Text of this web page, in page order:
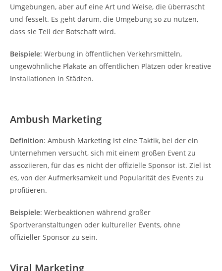
Umgebungen, aber auf eine Art und Weise, die überrascht
und fesselt. Es geht darum, die Umgebung so zu nutzen,
dass sie Teil der Botschaft wird.
Beispiele: Werbung in öffentlichen Verkehrsmitteln,
ungewöhnliche Plakate an öffentlichen Plätzen oder kreative
Installationen in Städten.
Ambush Marketing
Definition: Ambush Marketing ist eine Taktik, bei der ein
Unternehmen versucht, sich mit einem großen Event zu
assoziieren, für das es nicht der offizielle Sponsor ist. Ziel ist
es, von der Aufmerksamkeit und Popularität des Events zu
profitieren.
Beispiele: Werbeaktionen während großer
Sportveranstaltungen oder kultureller Events, ohne
offizieller Sponsor zu sein.
Viral Marketing